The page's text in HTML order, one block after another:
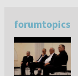
forumtopics